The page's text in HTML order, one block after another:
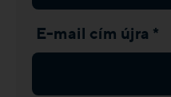
E-mail cím újra *